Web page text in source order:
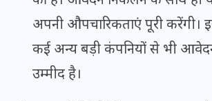
अपनी औपचारिकताएं पूरी करेंगी।
कई अन्य बड़ी कंपनियों से भी
उम्मीद है।